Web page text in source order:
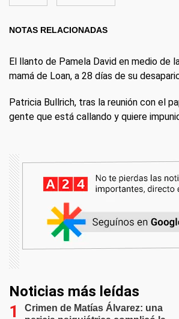
NOTAS RELACIONADAS
El llanto de Pamela David en medio de
mamá de Loan, a 28 días de su
Patricia Bullrich, tras la reunión con el
gente que está callando y quiere
Noticias más leídas
Crimen de Matías Álvarez: una